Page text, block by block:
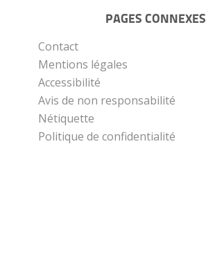
PAGES CONNEXES
Contact
Mentions légales
Accessibilité
Avis de non responsabilité
Nétiquette
Politique de confidentialité